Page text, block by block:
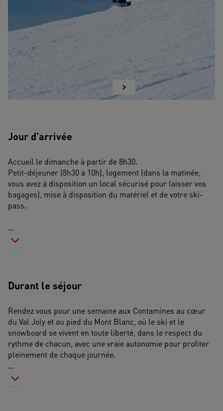
Jour d'arrivée
Accueil le dimanche à partir de 8h30.
Petit-déjeuner (8h30 à 10h), logement (dans la matinée,
vous avez à disposition un local sécurisé pour laisser vos
bagages), mise à disposition du matériel et de votre ski-
pass.
...
Durant le séjour
Rendez vous pour une semaine aux Contamines au cœur
du Val Joly et au pied du Mont Blanc, où le ski et le
snowboard se vivent en toute liberté, dans le respect du
rythme de chacun, avec une vraie autonomie pour profiter
pleinement de chaque journée.
...